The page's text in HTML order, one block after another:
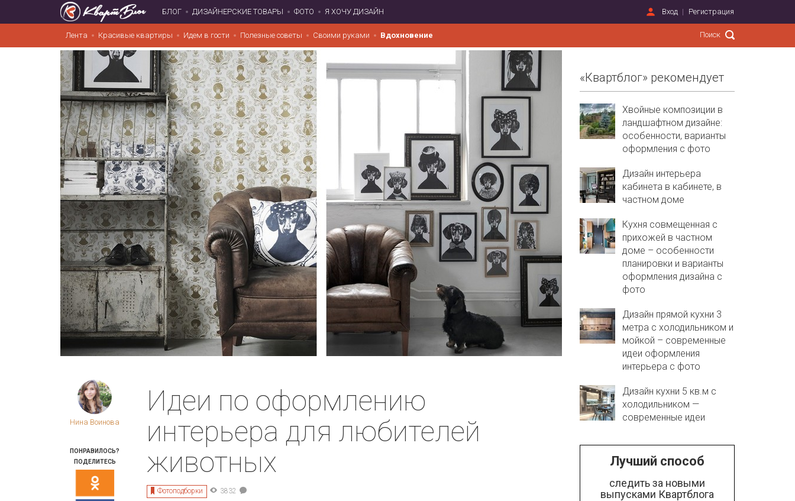
БЛОГ ДИЗАЙНЕРСКИЕ ТОВАРЫ ФОТО Я ХОЧУ ДИЗАЙН Вход Регистрация
Лента Красивые квартиры Идем в гости Полезные советы Своими руками Вдохновение
Нина Воинова
ПОНРАВИЛОСЬ?
ПОДЕЛИТЕСЬ
Идеи по оформлению
интерьера для любителей
животных
Фотоподборки 3832
«Квартблог» рекомендует
Хвойные композиции в
ландшафтном дизайне:
особенности, варианты
оформления с фото
Дизайн интерьера
кабинета в кабинете, в
частном доме
Кухня совмещенная с
прихожей в частном
доме – особенности
планировки и варианты
оформления дизайна с
фото
Дизайн прямой кухни 3
метра с холодильником и
мойкой – современные
идеи оформления
интерьера с фото
Дизайн кухни 5 кв.м с
холодильником —
современные идеи
Лучший способ
следить за новыми
выпусками Квартблога